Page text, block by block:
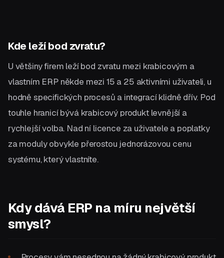
Kde leží bod zvratu?
U většiny firem leží bod zvratu mezi krabicovým a
vlastním ERP někde mezi 15 a 25 aktivními uživateli, u
hodně specifických procesů a integrací klidně dřív. Pod
touhle hranicí bývá krabicový produkt levnější a
rychlejší volba. Nad ní licence za uživatele a poplatky
za moduly obvykle přerostou jednorázovou cenu
systému, který vlastníte.
Kdy dává ERP na míru největší
smysl?